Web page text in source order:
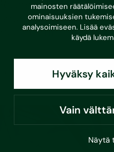
mainosten
ominaisuuksien
analysoimiseen. Lisää
käydä
Hyväksy
Vain
Näytä
Rakennushankkeen
seuraava suuri askel
rakentamisessa
monimuotoisuuden